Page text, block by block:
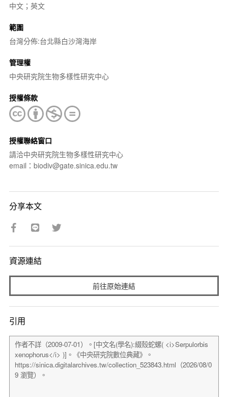
中文；英文
範圍
台灣分佈:台北縣白沙灣海岸
管理權
中央研究院生物多樣性研究中心
授權條款
授權聯絡窗口
請洽中央研究院生物多樣性研究中心
email：biodiv@gate.sinica.edu.tw
分享本文
資源連結
前往原始連結
引用